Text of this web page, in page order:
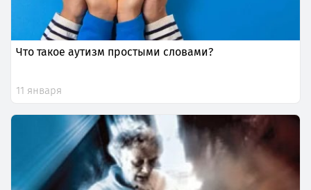
Что такое аутизм простыми словами?
11 января